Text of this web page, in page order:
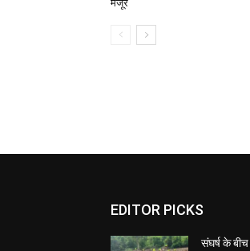
मंजूर
EDITOR PICKS
संघर्ष के बीच